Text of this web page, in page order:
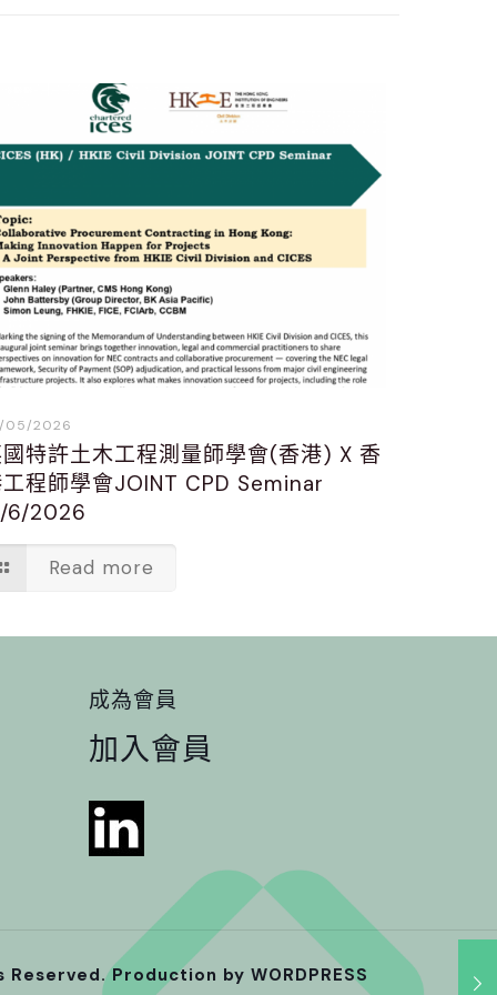
05/2026
特許土木工程測量師學會(香港) X 香
程師學會JOINT CPD Seminar
6/2026
Read more
成為會員
加入會員
Reserved. Production by WORDPRESS